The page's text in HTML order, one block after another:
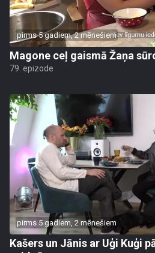
pirms 5 gadiem, 2 mēnešiem
Magone ceļ gaismā Žaņa
79. epizode
pirms 5 gadiem, 2 mēnešiem
Kašers un Jānis ar Uģi Kuģi